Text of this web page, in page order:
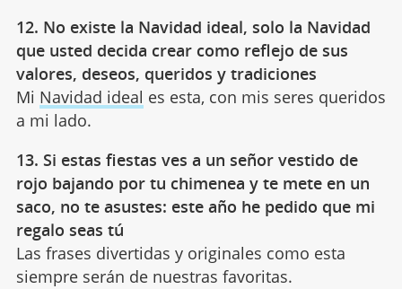
12. No existe la Navidad ideal, solo la Navidad
que usted decida crear como reflejo de sus
valores, deseos, queridos y tradiciones
Mi Navidad ideal es esta, con mis seres queridos
a mi lado.
13. Si estas fiestas ves a un señor vestido de
rojo bajando por tu chimenea y te mete en un
saco, no te asustes: este año he pedido que mi
regalo seas tú
Las frases divertidas y originales como esta
siempre serán de nuestras favoritas.